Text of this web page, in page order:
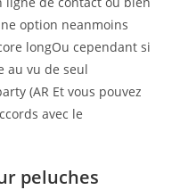
option neanmoins
longOu cependant si
au vu de seul
(AR Et vous pouvez
avec le
peluches